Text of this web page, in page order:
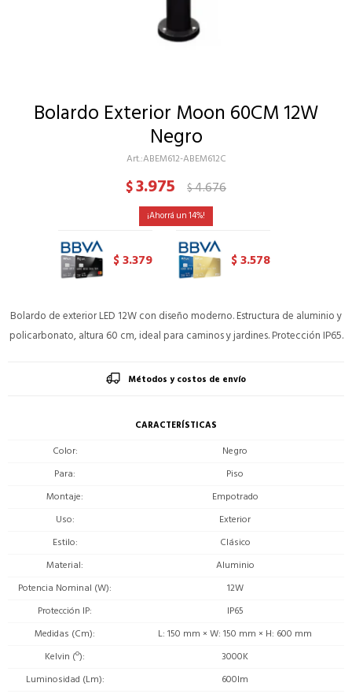
Bolardo Exterior Moon 60CM 12W
Negro
ABEM612-ABEM612C
$3.975 $4.676
14
$3.379 $3.578
Bolardo de exterior LED 12W con diseño moderno. Estructura de aluminio y
policarbonato, altura 60 cm, ideal para caminos y jardines. Protección IP65.
Métodos y costos de envío
CARACTERÍSTICAS
Color
Negro
Para
Piso
Montaje
Empotrado
Uso
Exterior
Estilo
Clásico
Material
Aluminio
Potencia Nominal (W)
12W
Protección IP
IP65
Medidas (Cm)
L: 150 mm × W: 150 mm × H: 600 mm
Kelvin (º)
3000K
Luminosidad (Lm)
600lm